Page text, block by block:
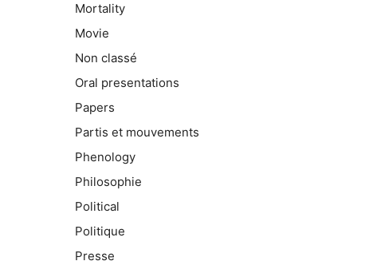
Mortality
Movie
Non classé
Oral presentations
Papers
Partis et mouvements
Phenology
Philosophie
Political
Politique
Presse